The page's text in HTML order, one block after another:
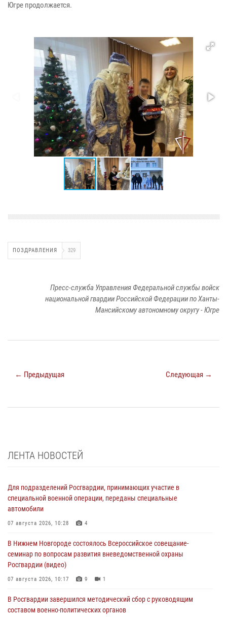
Югре продолжается.
ПОЗДРАВЛЕНИЯ 329
Пресс-служба Управления Федеральной службы войск
национальной гвардии Российской Федерации по Ханты-
Мансийскому автономному округу - Югре
← Предыдущая Следующая →
ЛЕНТА НОВОСТЕЙ
Для подразделений Росгвардии, принимающих участие в
специальной военной операции, переданы специальные
автомобили
07 августа 2026, 10:28 4
В Нижнем Новгороде состоялось Всероссийское совещание-
семинар по вопросам развития вневедомственной охраны
Росгвардии (видео)
07 августа 2026, 10:17 9 1
В Росгвардии завершился методический сбор с руководящим
составом военно-политических органов